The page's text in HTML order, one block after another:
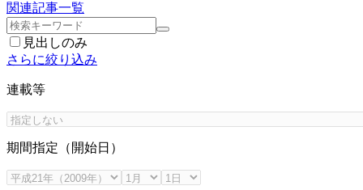
関連記事一覧
見出しのみ
さらに絞り込み
連載等
期間指定（開始日）